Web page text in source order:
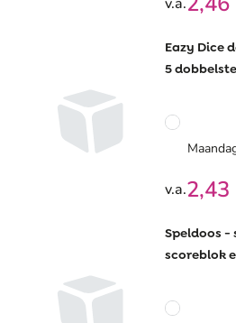
Eazy Dice
5
v.a.2,43
Speldoos -
scoreblok